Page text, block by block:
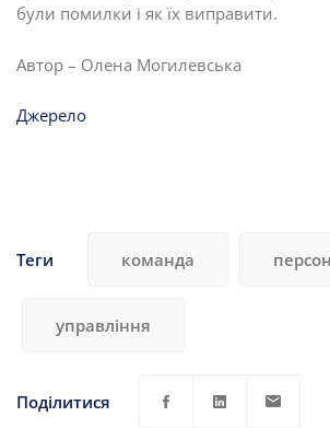
були помилки і як їх виправити.
Автор – Олена Могилевська
Джерело
Теги команда
управління
Поділитися